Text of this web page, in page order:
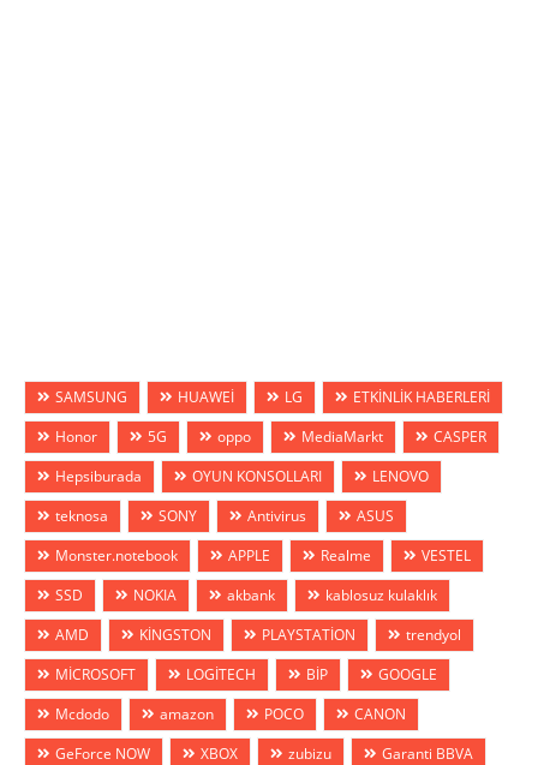
SAMSUNG HUAWEİ LG
ETKİNLİK HABERLERİ
Honor
5G oppo MediaMarkt
CASPER
Hepsiburada
OYUN KONSOLLARI
LENOVO
teknosa
SONY Antivirus
ASUS
Monster.notebook
APPLE Realme
VESTEL
SSD
NOKIA akbank
kablosuz kulaklık
AMD
KİNGSTON PLAYSTATİON
trendyol
MİCROSOFT
LOGİTECH BİP
GOOGLE
Mcdodo
amazon POCO
CANON
GeForce NOW
XBOX zubizu
Garanti BBVA